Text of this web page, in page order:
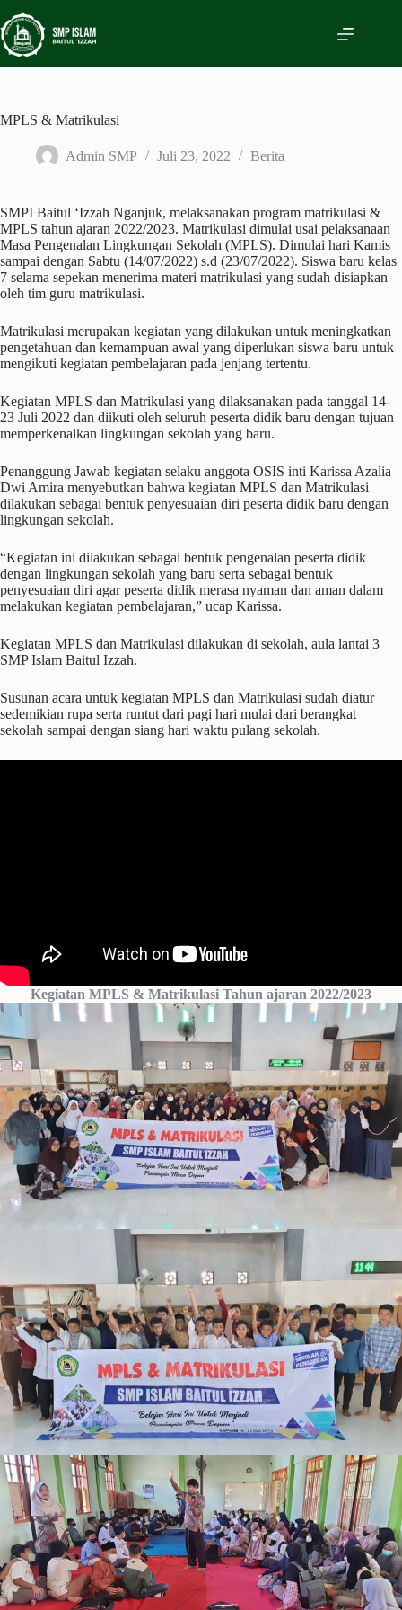
to
content
MPLS & Matrikulasi
Admin SMP Juli 23, 2022 Berita
SMPI Baitul ‘Izzah Nganjuk, melaksanakan program matrikulasi &
MPLS tahun ajaran 2022/2023. Matrikulasi dimulai usai pelaksanaan
Masa Pengenalan Lingkungan Sekolah (MPLS). Dimulai hari Kamis
sampai dengan Sabtu (14/07/2022) s.d (23/07/2022). Siswa baru kelas
7 selama sepekan menerima materi matrikulasi yang sudah disiapkan
oleh tim guru matrikulasi.
Matrikulasi merupakan kegiatan yang dilakukan untuk meningkatkan
pengetahuan dan kemampuan awal yang diperlukan siswa baru untuk
mengikuti kegiatan pembelajaran pada jenjang tertentu.
Kegiatan MPLS dan Matrikulasi yang dilaksanakan pada tanggal 14-
23 Juli 2022 dan diikuti oleh seluruh peserta didik baru dengan tujuan
memperkenalkan lingkungan sekolah yang baru.
Penanggung Jawab kegiatan selaku anggota OSIS inti Karissa Azalia
Dwi Amira menyebutkan bahwa kegiatan MPLS dan Matrikulasi
dilakukan sebagai bentuk penyesuaian diri peserta didik baru dengan
lingkungan sekolah.
“Kegiatan ini dilakukan sebagai bentuk pengenalan peserta didik
dengan lingkungan sekolah yang baru serta sebagai bentuk
penyesuaian diri agar peserta didik merasa nyaman dan aman dalam
melakukan kegiatan pembelajaran,” ucap Karissa.
Kegiatan MPLS dan Matrikulasi dilakukan di sekolah, aula lantai 3
SMP Islam Baitul Izzah.
Susunan acara untuk kegiatan MPLS dan Matrikulasi sudah diatur
sedemikian rupa serta runtut dari pagi hari mulai dari berangkat
sekolah sampai dengan siang hari waktu pulang sekolah.
Kegiatan MPLS & Matrikulasi Tahun ajaran 2022/2023